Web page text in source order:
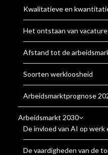
Kwalitatieve en
Het ontstaan van
Afstand tot de
Soorten werkloosheid
Arbeidsmarktprognose
Arbeidsmarkt 2030
De invloed van AI op werk
De vaardigheden van de